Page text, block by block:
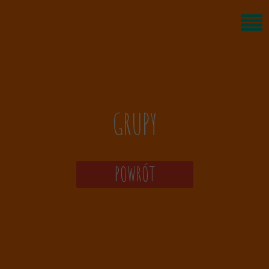
GRUPY
POWRÓT